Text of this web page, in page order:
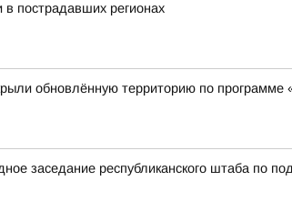
пострадавших регионах
обновлённую территорию по
заседание республиканского штаба по